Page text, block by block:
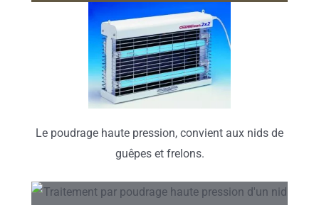
Le poudrage haute pression, convient aux nids de
guêpes et frelons.